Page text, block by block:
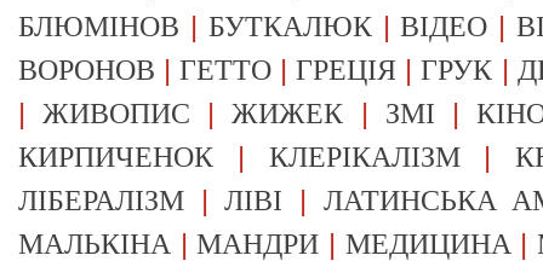
БЛЮМІНОВ | БУТКАЛЮК|ВІДЕО |
ВОРОНОВ |ГЕТТО |ГРЕЦІЯ |ГРУК |
|ЖИВОПИС |ЖИЖЕК | ЗМІ |
КИРПИЧЕНОК | КЛЕРІКАЛІЗМ|
ЛІБЕРАЛІЗМ |ЛІВІ | ЛАТИНСЬКА
МАЛЬКІНА |МАНДРИ | МЕДИЦИНА |